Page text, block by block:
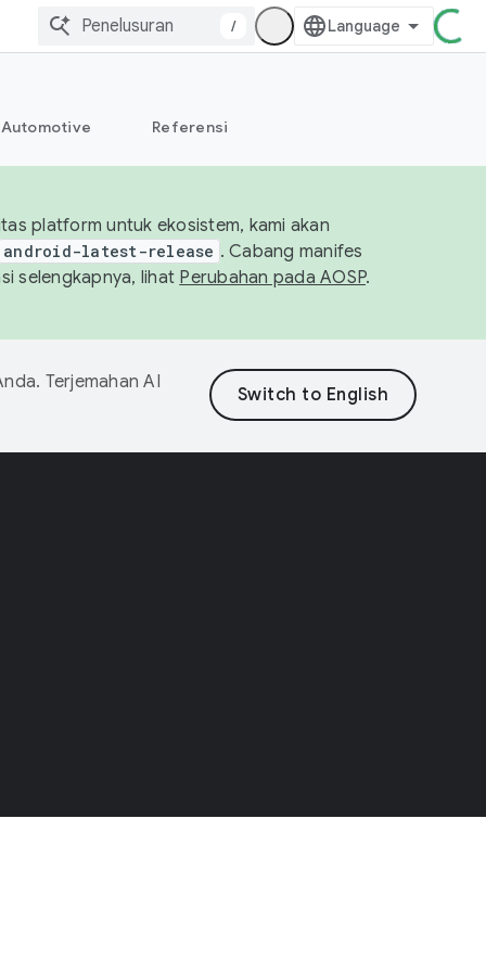
/
Automotive Referensi
platform untuk ekosistem, kami akan
android-latest-release . Cabang manifes
selengkapnya, lihat Perubahan pada AOSP.
Terjemahan AI